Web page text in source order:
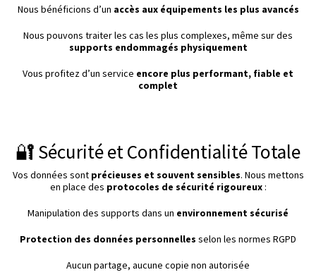
Nous bénéficions d’un accès aux équipements les plus avancés
Nous pouvons traiter les cas les plus complexes, même sur des
supports endommagés physiquement
Vous profitez d’un service encore plus performant, fiable et
complet
🔐 Sécurité et Confidentialité Totale
Vos données sont précieuses et souvent sensibles. Nous mettons
en place des protocoles de sécurité rigoureux:
Manipulation des supports dans un environnement sécurisé
Protection des données personnelles selon les normes RGPD
Aucun partage, aucune copie non autorisée